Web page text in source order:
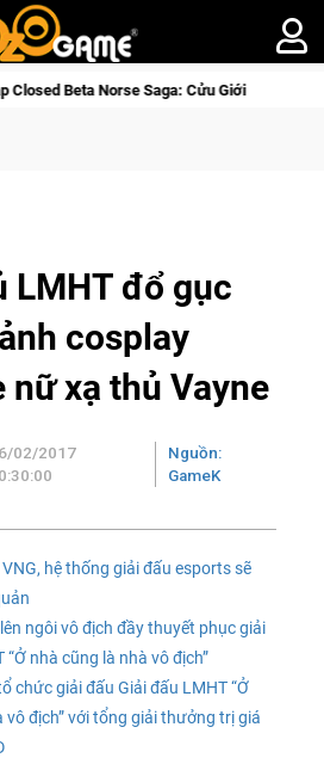
Cửu Giới Thức Tỉnh, Săn DJI Osmo Pocket 3
LMHT đổ gục
cosplay
nữ xạ thủ Vayne
02/2017
Nguồn:
GameK
hệ thống giải đấu esports sẽ
ngôi vô địch đầy thuyết phục giải
“Ở nhà cũng là nhà vô địch”
chức giải đấu Giải đấu LMHT “Ở
vô địch” với tổng giải thưởng trị giá